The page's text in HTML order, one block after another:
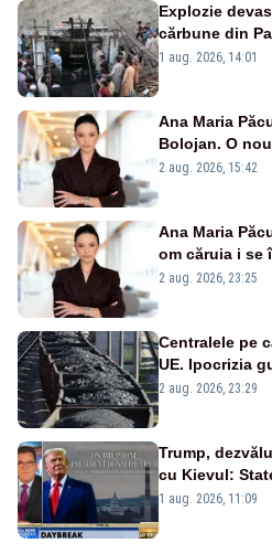
Explozie
cărbune din
morți - VIDEO
1 aug. 2026, 14:01
Ana Maria
Bolojan. O
emisiunii
2 aug. 2026, 15:42
Ana Maria
om căruia i se
portiță?”
2 aug. 2026, 23:25
Centralele pe
UE. Ipocrizia
după starea de
2 aug. 2026, 23:29
Trump,
cu Kievul:
tot ce vor» din
1 aug. 2026, 11:09